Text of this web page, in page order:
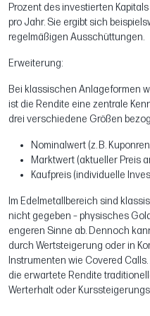
Prozent des investierten
pro Jahr. Sie ergibt sich
regelmäßigen Ausschüttungen.
Erweiterung:
Bei klassischen Anlageformen
ist die Rendite eine zentrale
drei verschiedene Größen
Nominalwert (z. B.
Marktwert (aktueller Preis
Kaufpreis (individuelle
Im Edelmetallbereich sind
nicht gegeben – physisches
engeren Sinne ab. Dennoch
durch Wertsteigerung oder in
Instrumenten wie Covered
die erwartete Rendite
Werterhalt oder